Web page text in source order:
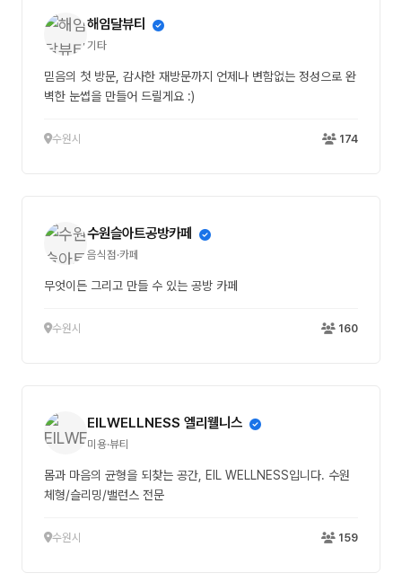
해임달뷰티
기타
믿음의 첫 방문, 감사한 재방문까지 언제나 변함없는 정성으로 완
벽한 눈썹을 만들어 드릴게요 :)
수원시 174
수원슬아트공방카페
음식점·카페
무엇이든 그리고 만들 수 있는 공방 카페
수원시 160
EILWELLNESS 엘리웰니스
미용·뷰티
몸과 마음의 균형을 되찾는 공간, EIL WELLNESS입니다. 수원
체형/슬리밍/밸런스 전문
수원시 159